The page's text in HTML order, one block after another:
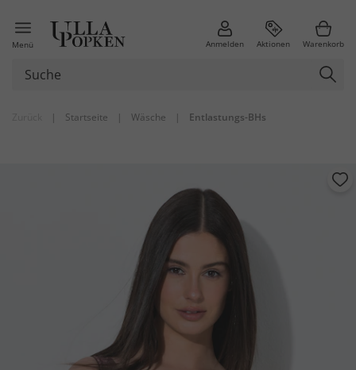
Menü Anmelden Aktionen Warenkorb
| Startseite | Wäsche | Entlastungs-BHs